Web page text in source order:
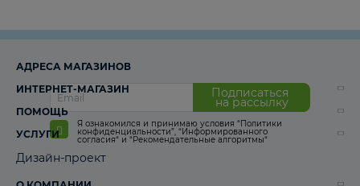
Подписаться
на рассылку
Я ознакомился и принимаю условия “Политики
конфиденциальности”, “Информированного
согласия“ и “Рекомендательные алгоритмы“
АДРЕСА МАГАЗИНОВ
ИНТЕРНЕТ-МАГАЗИН
ПОМОЩЬ
УСЛУГИ
Дизайн-проект